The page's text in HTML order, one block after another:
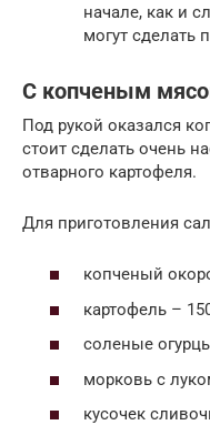
начале, как и
могут сделать
С копченым
Под рукой оказался
стоит сделать очень
отварного картофеля.
Для приготовления
копченый
картофель –
соленые
морковь с
кусочек